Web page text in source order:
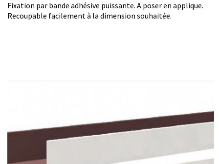
Fixation par bande adhésive puissante. A poser en applique.
Recoupable facilement à la dimension souhaitée.